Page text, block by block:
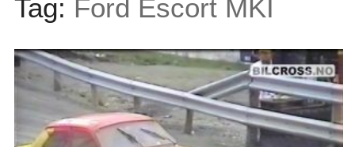
Tag: Ford Escort MKI